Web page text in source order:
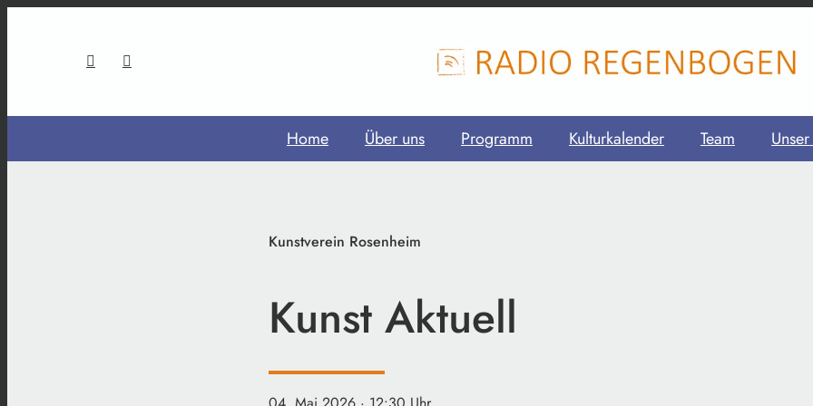
Home Über uns Programm Kulturkalender Team
Kunstverein Rosenheim
Kunst Aktuell